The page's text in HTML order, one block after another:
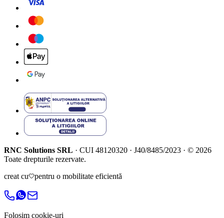
RNC Solutions SRL · CUI 48120320 · J40/8485/2023 · © 2026
Toate drepturile rezervate.
creat cu
pentru o mobilitate eficientă
Folosim cookie-uri